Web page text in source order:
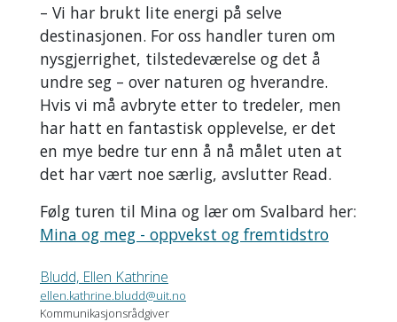
– Vi har brukt lite energi på selve
destinasjonen. For oss handler turen om
nysgjerrighet, tilstedeværelse og det å
undre seg – over naturen og hverandre.
Hvis vi må avbryte etter to tredeler, men
har hatt en fantastisk opplevelse, er det
en mye bedre tur enn å nå målet uten at
det har vært noe særlig, avslutter Read.
Følg turen til Mina og lær om Svalbard her:
Mina og meg - oppvekst og fremtidstro
Bludd, Ellen Kathrine
ellen.kathrine.bludd@uit.no
Kommunikasjonsrådgiver